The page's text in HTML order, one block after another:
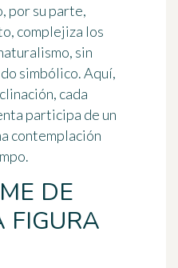
por su parte,
complejiza los
sin
simbólico. Aquí,
cada
participa de un
contemplación
DE
FIGURA